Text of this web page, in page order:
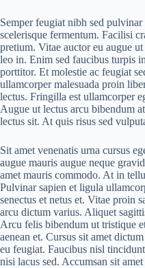
Semper feugiat nibh sed
scelerisque fermentum. Facilisi
pretium. Vitae auctor eu augue
leo in. Enim sed faucibus turpis
porttitor. Et molestie ac feugiat
ullamcorper malesuada proin
lectus. Fringilla est ullamcorper
Augue ut lectus arcu bibendum
lectus sit. At quis risus sed
Sit amet venenatis urna cursus
augue mauris augue neque
amet mauris commodo. At in
Pulvinar sapien et ligula
senectus et netus et. Vitae proin
arcu dictum varius. Aliquet
Arcu felis bibendum ut tristique
aenean et. Cursus sit amet
eu feugiat. Faucibus nisl
nisi lacus sed. Accumsan sit